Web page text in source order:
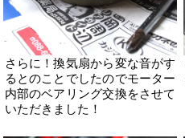
さらに！換気扇から変な音がす
るとのことでしたのでモーター
内部のベアリング交換をさせて
いただきました！